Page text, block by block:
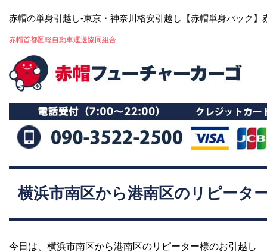
赤帽の単身引越し-東京・神奈川格安引越し【赤帽単身パック】
赤帽首都圏軽自動車運送協同組合
横浜市南区から港南区のリピータ
今日は、横浜市南区から港南区のリピーター様のお引越し